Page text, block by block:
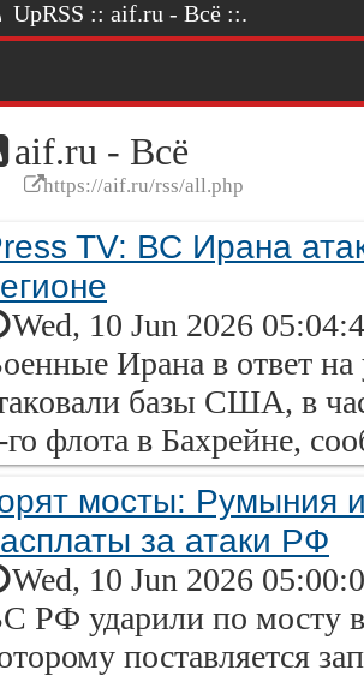
UpRSS :: aif.ru - Всё ::.
aif.ru - Всё
https://aif.ru/rss/all.php
TV: ВС Ирана
Wed, 10 Jun 2026
Ирана в ответ
базы США, в
го флота в Бахрейне,
мосты: Румыния
за атаки РФ
Wed, 10 Jun 2026
РФ ударили по мосту в
поставляется